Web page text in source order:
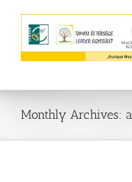
Monthly Archives: